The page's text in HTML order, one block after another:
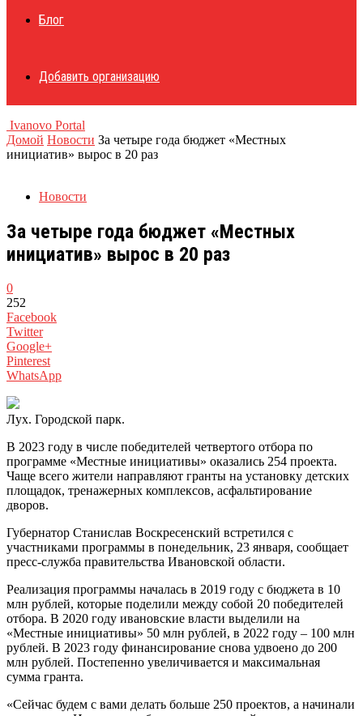
Блог
Добавить организацию
Ivanovo Portal
Домой Новости За четыре года бюджет «Местных
инициатив» вырос в 20 раз
Новости
За четыре года бюджет «Местных
инициатив» вырос в 20 раз
0
252
Facebook
Twitter
Google+
Pinterest
WhatsApp
Лух. Городской парк.
В 2023 году в числе победителей четвертого отбора по
программе «Местные инициативы» оказались 254 проекта.
Чаще всего жители направляют гранты на установку детских
площадок, тренажерных комплексов, асфальтирование
дворов.
Губернатор Станислав Воскресенский встретился с
участниками программы в понедельник, 23 января, сообщает
пресс-служба правительства Ивановской области.
Реализация программы началась в 2019 году с бюджета в 10
млн рублей, которые поделили между собой 20 победителей
отбора. В 2020 году ивановские власти выделили на
«Местные инициативы» 50 млн рублей, в 2022 году – 100 млн
рублей. В 2023 году финансирование снова удвоено до 200
млн рублей. Постепенно увеличивается и максимальная
сумма гранта.
«Сейчас будем с вами делать больше 250 проектов, а начинали